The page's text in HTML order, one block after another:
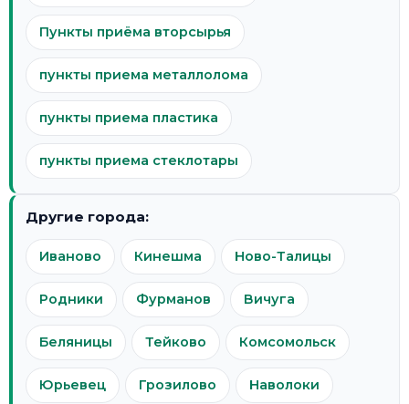
Пункты приёма вторсырья
пункты приема металлолома
пункты приема пластика
пункты приема стеклотары
Другие города:
Иваново Кинешма Ново-Талицы
Родники Фурманов Вичуга
Беляницы Тейково Комсомольск
Юрьевец Грозилово Наволоки